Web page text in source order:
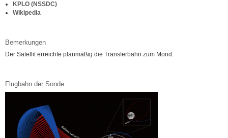
KPLO (NSSDC)
Wikipedia
Bemerkungen
Der Satellit erreichte planmäßig die Transferbahn zum Mond.
Flugbahn der Sonde